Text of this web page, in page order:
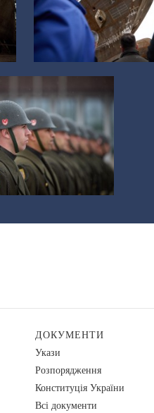
ДОКУМЕНТИ
Укази
Розпорядження
Конституція України
Всі документи